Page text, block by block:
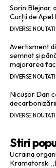
Sorin Blejnar,
Curții de Apel
DIVERSE NOUTATI
Avertisment
semnat și
majorarea
DIVERSE NOUTATI
Nicușor Dan
DIVERSE NOUTATI
Stiri
Ucraina
Kramatorsk: